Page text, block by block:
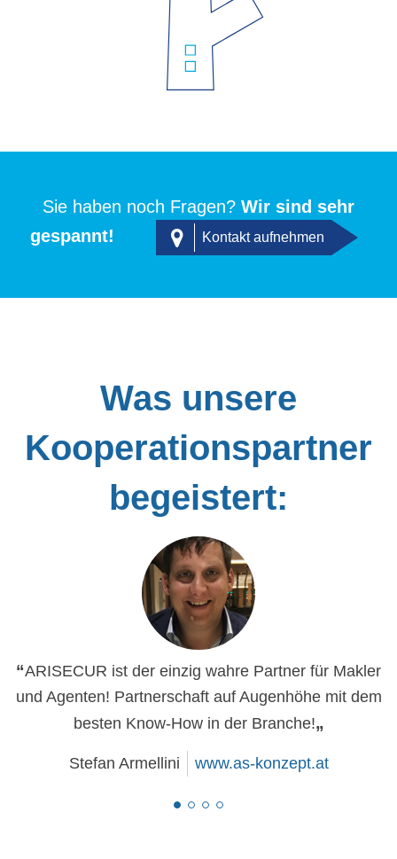
Sie haben noch Fragen? Wir sind sehr
gespannt!
Kontakt aufnehmen
Was unsere
Kooperationspartner
begeistert:
ARISECUR ist der einzig wahre Partner für Makler
und Agenten! Partnerschaft auf Augenhöhe mit dem
besten Know-How in der Branche!
Stefan Armellini www.as-konzept.at